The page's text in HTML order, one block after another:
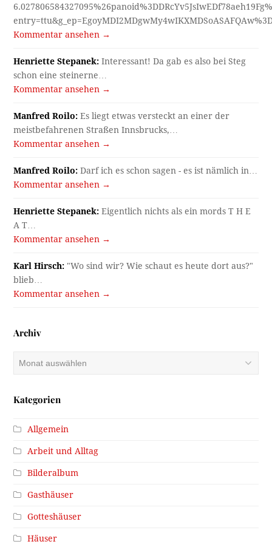
Kommentar ansehen →
Henriette Stepanek: Interessant! Da gab es also bei Steg
schon eine steinerne…
Kommentar ansehen →
Manfred Roilo: Es liegt etwas versteckt an einer der
meistbefahrenen Straßen Innsbrucks,…
Kommentar ansehen →
Manfred Roilo: Darf ich es schon sagen - es ist nämlich in…
Kommentar ansehen →
Henriette Stepanek: Eigentlich nichts als ein mords T H E
A T…
Kommentar ansehen →
Karl Hirsch: "Wo sind wir? Wie schaut es heute dort aus?"
blieb…
Kommentar ansehen →
Archiv
Archiv
Kategorien
Allgemein
Arbeit und Alltag
Bilderalbum
Gasthäuser
Gotteshäuser
Häuser